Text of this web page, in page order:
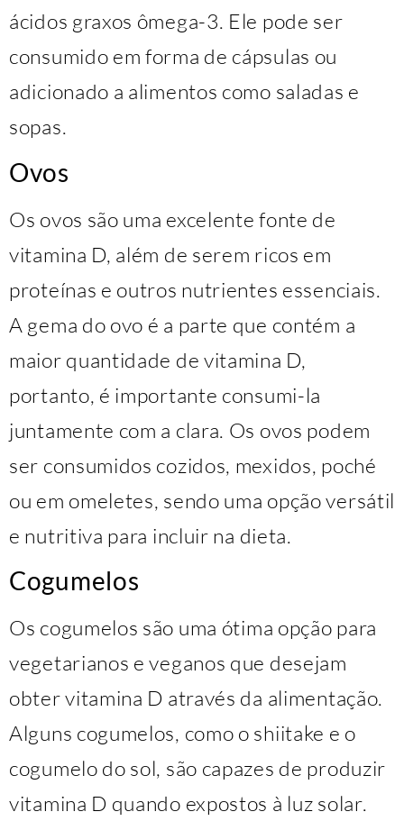
ácidos graxos ômega-3. Ele pode ser
consumido em forma de cápsulas ou
adicionado a alimentos como saladas e
sopas.
Ovos
Os ovos são uma excelente fonte de
vitamina D, além de serem ricos em
proteínas e outros nutrientes essenciais.
A gema do ovo é a parte que contém a
maior quantidade de vitamina D,
portanto, é importante consumi-la
juntamente com a clara. Os ovos podem
ser consumidos cozidos, mexidos, poché
ou em omeletes, sendo uma opção versátil
e nutritiva para incluir na dieta.
Cogumelos
Os cogumelos são uma ótima opção para
vegetarianos e veganos que desejam
obter vitamina D através da alimentação.
Alguns cogumelos, como o shiitake e o
cogumelo do sol, são capazes de produzir
vitamina D quando expostos à luz solar.